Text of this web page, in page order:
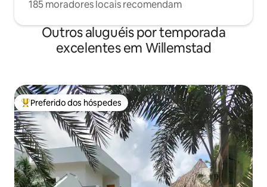
185 moradores locais recomendam
Outros aluguéis por temporada
excelentes em Willemstad
Entre os melhores preferidos dos hóspedes
Preferido dos hóspedes